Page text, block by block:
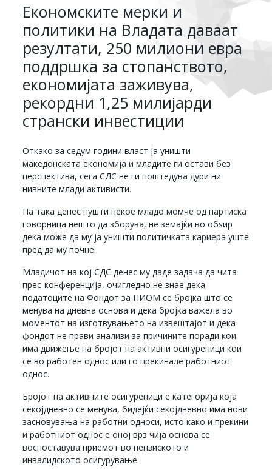
Економските мерки и
политики на Владата даваат
резултати, 250 милиони евра
поддршка за стопанството,
економијата заживува,
рекордни 1,25 милијарди
странски инвестиции
Откако за седум години власт ја уништи
македонската економија и младите ги остави без
перспектива, сега СДС не ги поштедува дури ни
нивните млади активисти.
Па така денес пушти некое младо момче од партиска
говорница нешто да зборува, не земајќи во обѕир
дека може да му ја уништи политичката кариера уште
пред да му почне.
Младичот на кој СДС денес му даде задача да чита
прес-конференција, очигледно не знае дека
податоците на Фондот за ПИОМ се бројка што се
менува на дневна основа и дека бројка важела во
моментот на изготвувањето на извештајот и дека
фондот не прави анализи за причините поради кои
има движење на бројот на активни осигуреници кои
се во работен однос или го прекинале работниот
однос.
Бројот на активните осигуреници е категорија која
секојдневно се менува, бидејќи секојдневно има нови
засновувања на работни односи, исто како и прекини
и работниот однос е оној врз чија основа се
воспоставува приемот во пензиското и
инвалидското осигурување.